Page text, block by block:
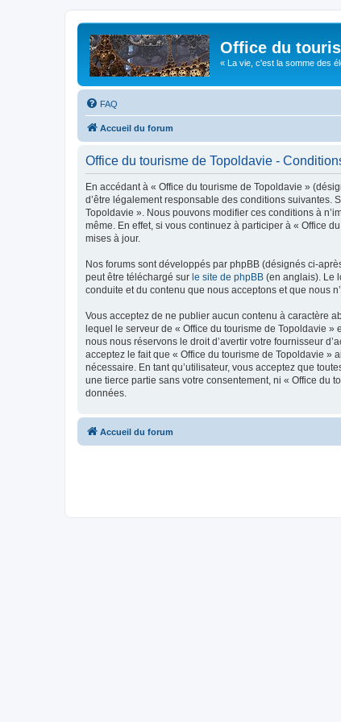
Office du
« La vie, c'est la somme des
FAQ
Accueil du forum
Office du tourisme de Topoldavie -
En accédant à « Office du tourisme de Topoldavie »
d’être légalement responsable des conditions suivantes.
Topoldavie ». Nous pouvons modifier ces conditions à
même. En effet, si vous continuez à participer à « Office
mises à jour.
Nos forums sont développés par phpBB (désignés ci-
peut être téléchargé sur le site de phpBB (en anglais). Le
conduite et du contenu que nous acceptons et que nous
Vous acceptez de ne publier aucun contenu à caractère
lequel le serveur de « Office du tourisme de Topoldavie
nous nous réservons le droit d’avertir votre fournisseur
acceptez le fait que « Office du tourisme de Topoldavie »
nécessaire. En tant qu’utilisateur, vous acceptez que
une tierce partie sans votre consentement, ni « Office du
données.
Accueil du forum